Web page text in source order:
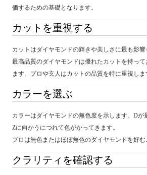
価するための基礎となります。
カットを重視する
カットはダイヤモンドの輝きや美しさに最も影響
最高品質のダイヤモンドは優れたカットを持っ
ます。プロや玄人はカットの品質を特に重視しま
カラーを選ぶ
カラーはダイヤモンドの無色度を示します。Dが
Zに向かうにつれて色がかってきます。
プロは無色またはほぼ無色のダイヤモンドを好む
クラリティを確認する